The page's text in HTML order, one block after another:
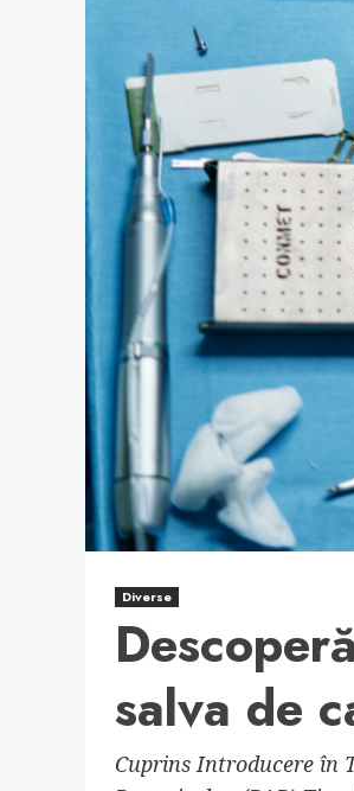
Cauze,
Simptome
și
Tratament!
Diverse
salva de
Cuprins Introducere în